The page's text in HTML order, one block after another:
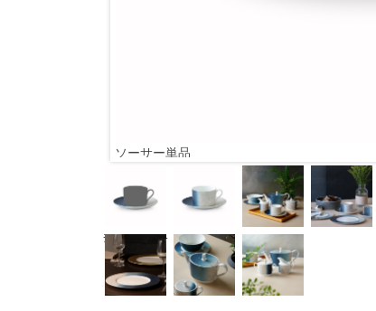
ソーサー単品
ﾃｨｰ･ｺｰﾋｰｿｰｻｰ